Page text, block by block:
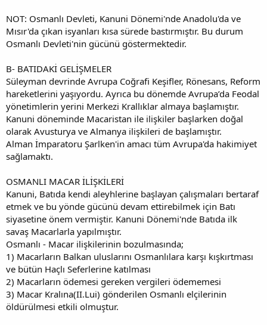
NOT: Osmanlı Devleti, Kanuni Dönemi'nde Anadolu'da ve
Mısır'da çıkan isyanları kısa sürede bastırmıştır. Bu durum
Osmanlı Devleti'nin gücünü göstermektedir.
B- BATIDAKİ GELİŞMELER
Süleyman devrinde Avrupa Coğrafi Keşifler, Rönesans, Reform
hareketlerini yaşıyordu. Ayrıca bu dönemde Avrupa’da Feodal
yönetimlerin yerini Merkezi Krallıklar almaya başlamıştır.
Kanuni döneminde Macaristan ile ilişkiler başlarken doğal
olarak Avusturya ve Almanya ilişkileri de başlamıştır.
Alman İmparatoru Şarlken'in amacı tüm Avrupa'da hakimiyet
sağlamaktı.
OSMANLI MACAR İLİŞKİLERİ
Kanuni, Batıda kendi aleyhlerine başlayan çalışmaları bertaraf
etmek ve bu yönde gücünü devam ettirebilmek için Batı
siyasetine önem vermiştir. Kanuni Dönemi'nde Batıda ilk
savaş Macarlarla yapılmıştır.
Osmanlı - Macar ilişkilerinin bozulmasında;
1) Macarların Balkan uluslarını Osmanlılara karşı kışkırtması
ve bütün Haçlı Seferlerine katılması
2) Macarların ödemesi gereken vergileri ödememesi
3) Macar Kralına(II.Lui) gönderilen Osmanlı elçilerinin
öldürülmesi etkili olmuştur.